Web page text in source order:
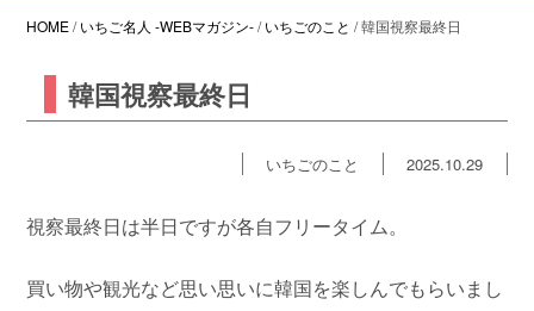
HOME/いちご名人 -WEBマガジン-/いちごのこと /韓国視察最終日
韓国視察最終日
いちごのこと 2025.10.29
視察最終日は半日ですが各自フリータイム。
買い物や観光など思い思いに韓国を楽しんでもらいまし